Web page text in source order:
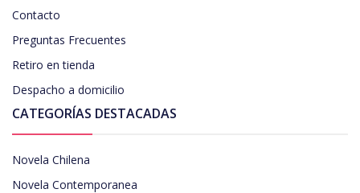
Contacto
Preguntas Frecuentes
Retiro en tienda
Despacho a domicilio
CATEGORÍAS DESTACADAS
Novela Chilena
Novela Contemporanea